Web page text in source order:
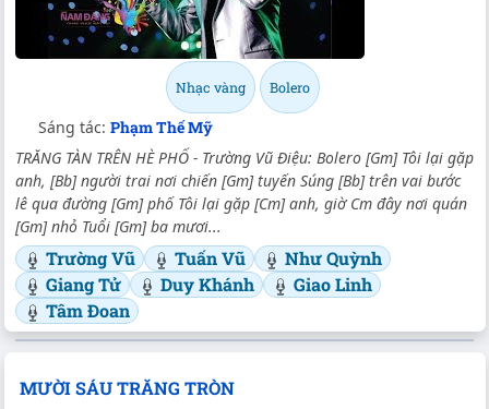
Nhạc vàng Bolero
Sáng tác: Phạm Thế Mỹ
TRĂNG TÀN TRÊN HÈ PHỐ - Trường Vũ Điệu: Bolero [Gm] Tôi lại gặp
anh, [Bb] người trai nơi chiến [Gm] tuyến Súng [Bb] trên vai bước
lê qua đường [Gm] phố Tôi lại gặp [Cm] anh, giờ Cm đây nơi quán
[Gm] nhỏ Tuổi [Gm] ba mươi...
Trường Vũ Tuấn Vũ
Như Quỳnh
Giang Tử
Duy Khánh
Giao Linh
Tâm Đoan
MƯỜI SÁU TRĂNG TRÒN